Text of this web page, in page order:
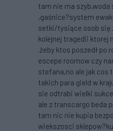
tam nie ma szyb,woda
,gaśnice?system
setki/tysiące osob się
kolejnej tragedii ktorej
.żeby ktos poszedł po
escepe roomow czy
stefana,no ale jak cos
takich para gield w
sie odtrabi wielki
ale z transcargo beda
tam nic nie kupia
wiekszosci